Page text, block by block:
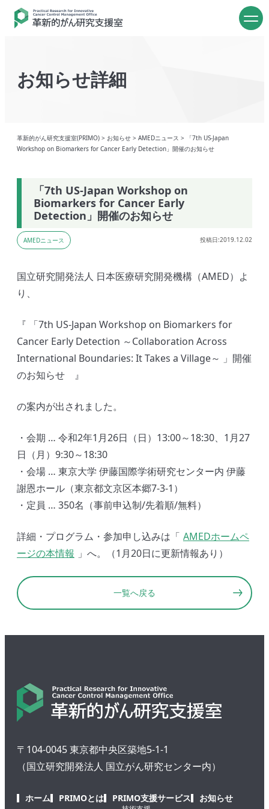
お知らせ詳細
革新的がん研究支援室(PRIMO) > お知らせ > AMEDニュース >
「7th US-Japan
Workshop on Biomarkers for Cancer Early Detection」開催のお知らせ
「7th US-Japan Workshop on
Biomarkers for Cancer Early
Detection」開催のお知らせ
AMEDニュース 投稿日:2019.12.02
国立研究開発法人 日本医療研究開発機構（AMED）よ
り、
『 「7th US-Japan Workshop on Biomarkers for
Cancer Early Detection ～Collaboration Across
International Boundaries: It Takes a Village～ 」開催
のお知らせ 』
の案内が出されました。
・会期 … 令和2年1月26日（日）13:00～18:30、1月27
日（月）9:30～18:30
・会場 … 東京大学 伊藤国際学術研究センター内 伊藤
謝恩ホール（東京都文京区本郷7-3-1）
・定員 … 350名（事前申込制/先着順/無料）
詳細・プログラム・参加申し込みは「 AMEDホームペ
ージの本情報 」へ。（1月20日に更新情報あり）
一覧へ戻る
〒104-0045 東京都中央区築地5-1-1
（国立研究開発法人 国立がん研究センター内）
ホーム PRIMOとは PRIMO支援サービス お知らせ